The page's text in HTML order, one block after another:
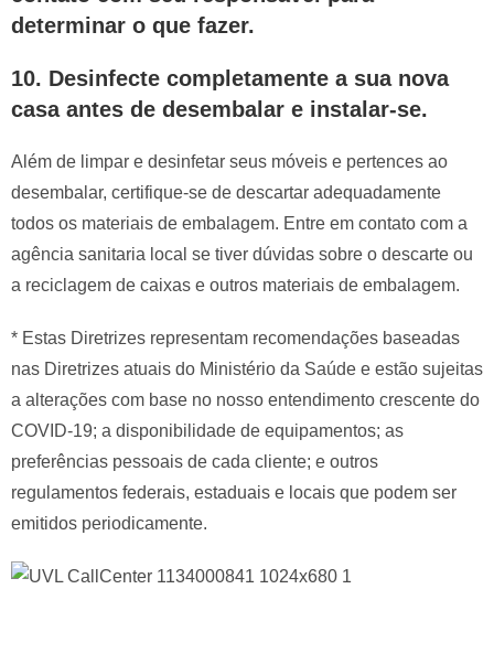
determinar o que fazer.
10. Desinfecte completamente a sua nova
casa antes de desembalar e instalar-se.
Além de limpar e desinfetar seus móveis e pertences ao
desembalar, certifique-se de descartar adequadamente
todos os materiais de embalagem. Entre em contato com a
agência sanitaria local se tiver dúvidas sobre o descarte ou
a reciclagem de caixas e outros materiais de embalagem.
* Estas Diretrizes representam recomendações baseadas
nas Diretrizes atuais do Ministério da Saúde e estão sujeitas
a alterações com base no nosso entendimento crescente do
COVID-19; a disponibilidade de equipamentos; as
preferências pessoais de cada cliente; e outros
regulamentos federais, estaduais e locais que podem ser
emitidos periodicamente.